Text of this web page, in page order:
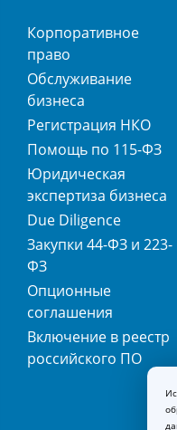
Корпоративное
право
Обслуживание
бизнеса
Регистрация НКО
Помощь по 115-ФЗ
Юридическая
экспертиза бизнеса
Due Diligence
Закупки 44-ФЗ и 223-
ФЗ
Опционные
соглашения
Включение в реестр
российского ПО